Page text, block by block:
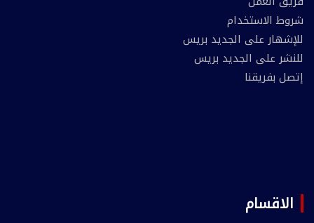
شروط الاستخدام
للإشهار على الجديد بريس
للنشر على الجديد بريس
إتصل بفريقنا
الاقسام